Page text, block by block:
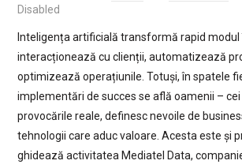
Disabled
Inteligența artificială transformă rapid modul
interacționează cu clienții, automatizează
optimizează operațiunile. Totuși, în spatele
implementări de succes se află oamenii –
provocările reale, definesc nevoile de
tehnologii care aduc valoare. Acesta este și
ghidează activitatea Mediatel Data,